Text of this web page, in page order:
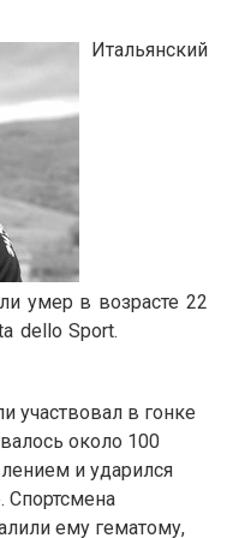
Итальянский
умер в возрасте 22
dello Sport.
участвовал в гонке
около 100
и ударился
Спортсмена
ему гематому,